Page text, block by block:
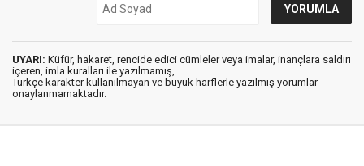
UYARI: Küfür, hakaret, rencide edici cümleler veya imalar, inançlara saldırı
içeren, imla kuralları ile yazılmamış,
Türkçe karakter kullanılmayan ve büyük harflerle yazılmış yorumlar
onaylanmamaktadır.